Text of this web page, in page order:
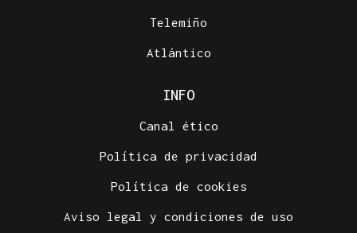
Telemiño
Atlántico
INFO
Canal ético
Política de privacidad
Política de cookies
Aviso legal y condiciones de uso